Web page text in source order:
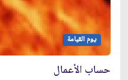
يوم القيامة
حساب الأعمال